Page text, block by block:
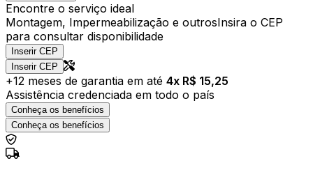
Encontre o serviço ideal
Montagem, Impermeabilização e outrosInsira o CEP
para consultar disponibilidade
Inserir CEP
Inserir CEP
+12 meses de garantia em até 4x R$ 15,25
Assistência credenciada em todo o país
Conheça os benefícios
Conheça os benefícios